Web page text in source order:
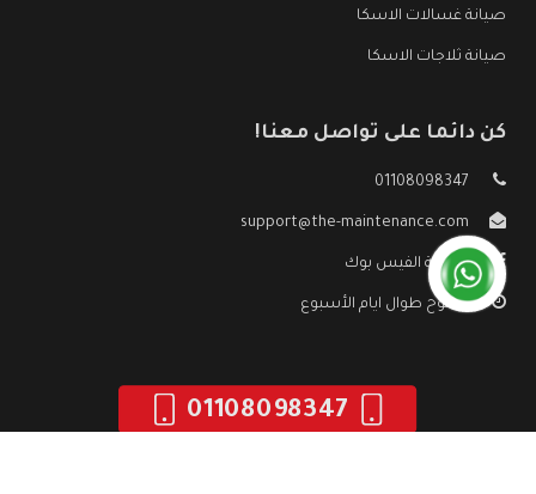
صيانة غسالات الاسكا
صيانة ثلاجات الاسكا
كن دائما على تواصل معنا!
01108098347
support@the-maintenance.com
صفحة الفيس بوك
مفتوح طوال ايام الأسبوع
01108098347